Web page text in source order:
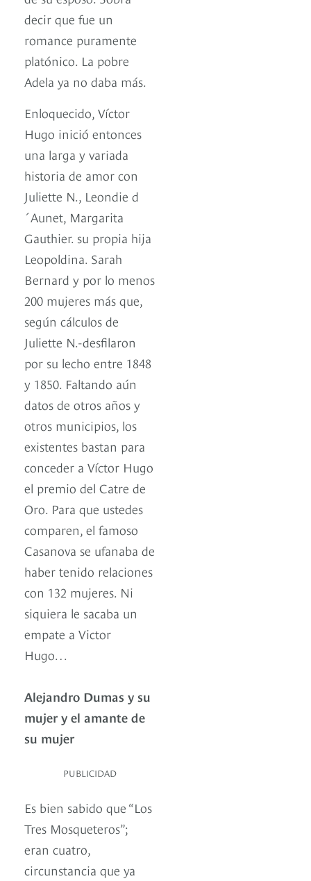
decir que fue un
romance puramente
platónico. La pobre
Adela ya no daba más.
Enloquecido, Víctor
Hugo inició entonces
una larga y variada
historia de amor con
Juliette N., Leondie d
´Aunet, Margarita
Gauthier. su propia hija
Leopoldina. Sarah
Bernard y por lo menos
200 mujeres más que,
según cálculos de
Juliette N.-desfilaron
por su lecho entre 1848
y 1850. Faltando aún
datos de otros años y
otros municipios, los
existentes bastan para
conceder a Víctor Hugo
el premio del Catre de
Oro. Para que ustedes
comparen, el famoso
Casanova se ufanaba de
haber tenido relaciones
con 132 mujeres. Ni
siquiera le sacaba un
empate a Victor
Hugo…
Alejandro Dumas y su
mujer y el amante de
su mujer
PUBLICIDAD
Es bien sabido que “Los
Tres Mosqueteros”;
eran cuatro,
circunstancia que ya